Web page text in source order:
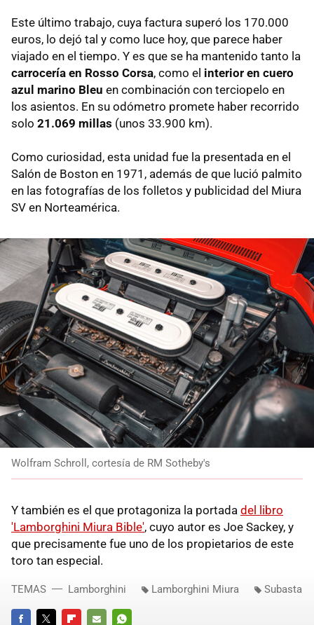
Este último trabajo, cuya factura superó los 170.000
euros, lo dejó tal y como luce hoy, que parece haber
viajado en el tiempo. Y es que se ha mantenido tanto la
carrocería en Rosso Corsa, como el interior en cuero
azul marino Bleu en combinación con terciopelo en
los asientos. En su odómetro promete haber recorrido
solo 21.069 millas (unos 33.900 km).
Como curiosidad, esta unidad fue la presentada en el
Salón de Boston en 1971, además de que lució palmito
en las fotografías de los folletos y publicidad del Miura
SV en Norteamérica.
Wolfram Schroll, cortesía de RM Sotheby's
Y también es el que protagoniza la portada del libro
'Lamborghini Miura Bible', cuyo autor es Joe Sackey, y
que precisamente fue uno de los propietarios de este
toro tan especial.
TEMAS Lamborghini Lamborghini Miura Subasta